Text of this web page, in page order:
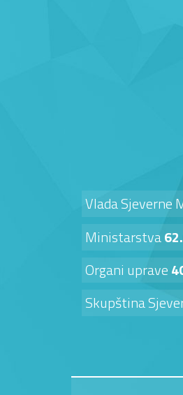
Vlada Sjeverne
Ministarstva
Organi uprave
Skupština